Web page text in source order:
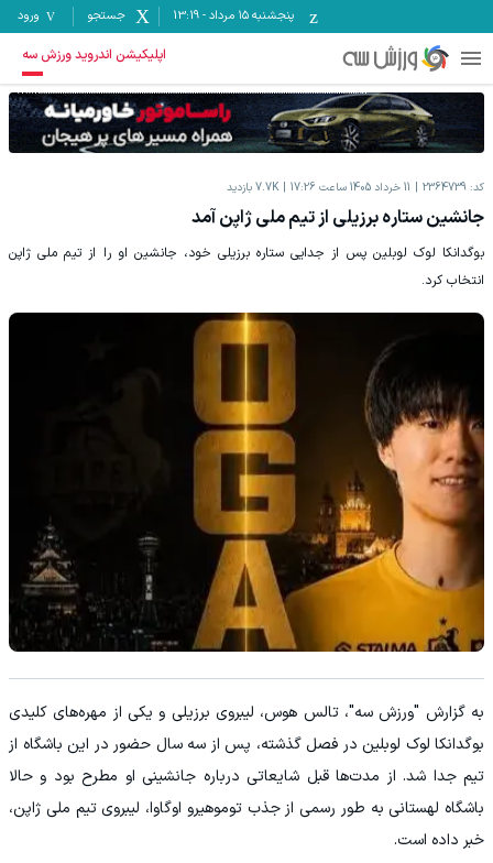
پنجشنبه ۱۵ مرداد -
13:19 جستجو ورود
اپلیکیشن اندروید ورزش سه
کد: 2364739 11 خرداد 1405 ساعت 17:26 7.7K بازدید
جانشین ستاره برزیلی از تیم ملی ژاپن آمد
بوگدانکا لوک لوبلین پس از جدایی ستاره برزیلی خود، جانشین او را از تیم ملی ژاپن
انتخاب کرد.
به گزارش "ورزش سه"، تالس هوس، لیبروی برزیلی و یکی از مهره‌های کلیدی
بوگدانکا لوک لوبلین در فصل گذشته، پس از سه سال حضور در این باشگاه از
تیم جدا شد. از مدت‌ها قبل شایعاتی درباره جانشینی او مطرح بود و حالا
باشگاه لهستانی به طور رسمی از جذب توموهیرو اوگاوا، لیبروی تیم ملی ژاپن،
خبر داده است.